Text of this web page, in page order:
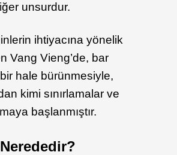
unsurdur.
ihtiyacına yönelik
Vang Vieng’de, bar
bir hale bürünmesiyle,
kimi sınırlamalar ve
başlanmıştır.